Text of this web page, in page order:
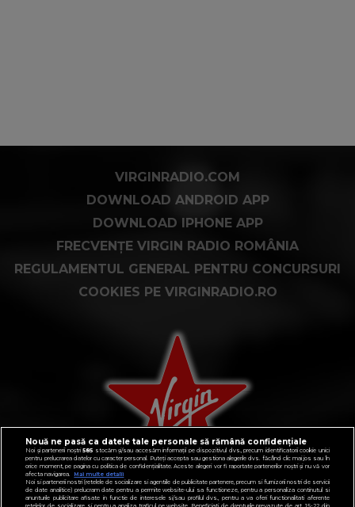
VIRGINRADIO.COM
DOWNLOAD ANDROID APP
DOWNLOAD IPHONE APP
FRECVENȚE VIRGIN RADIO ROMÂNIA
REGULAMENTUL GENERAL PENTRU CONCURSURI
COOKIES PE VIRGINRADIO.RO
Nouă ne pasă ca datele tale personale să rămână confidențiale
Noi și partenerii noștri585 stocăm și/sau accesăm informații pe dispozitivul dvs., precum identificatorii cookie unici
pentru prelucrarea datelor cu caracter personal. Puteți accepta sau gestiona alegerile dvs. făcând clic mai jos sau în
orice moment, pe pagina cu politica de confidențialitate. Aceste alegeri vor fi raportate partenerilor noștri și nu vă vor
afecta navigarea.
Mai multe detalii
Noi si partenerii nostri (retelele de socializare si agentiile de publicitate partenere, precum si furnizorii nostri de servicii
de date analitice) prelucram date pentru a permite website-ului sa functioneze, pentru a personaliza continutul si
anunturile publicitare afisate in functie de interesele si/sau profilul dvs., pentru a va oferi functionalitati aferente